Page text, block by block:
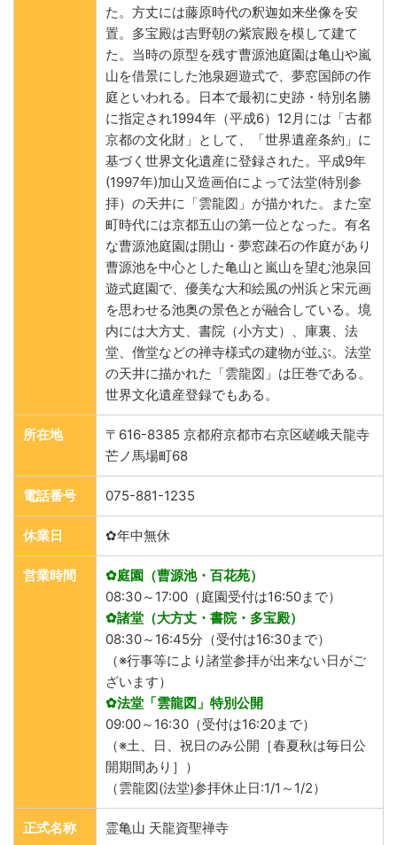
た。方丈には藤原時代の釈迦如来坐像を安
置。多宝殿は吉野朝の紫宸殿を模して建て
た。当時の原型を残す曹源池庭園は亀山や嵐
山を借景にした池泉廻遊式で、夢窓国師の作
庭といわれる。日本で最初に史跡・特別名勝
に指定され1994年（平成6）12月には「古都
京都の文化財」として、「世界遺産条約」に
基づく世界文化遺産に登録された。平成9年
(1997年)加山又造画伯によって法堂(特別参
拝）の天井に「雲龍図」が描かれた。また室
町時代には京都五山の第一位となった。有名
な曹源池庭園は開山・夢窓疎石の作庭があり
曹源池を中心とした亀山と嵐山を望む池泉回
遊式庭園で、優美な大和絵風の州浜と宋元画
を思わせる池奥の景色とが融合している。境
内には大方丈、書院（小方丈）、庫裏、法
堂、僧堂などの禅寺様式の建物が並ぶ。法堂
の天井に描かれた「雲龍図」は圧巻である。
世界文化遺産登録でもある。
所在地
〒616-8385 京都府京都市右京区嵯峨天龍寺
芒ノ馬場町68
電話番号 075-881-1235
休業日 ✿年中無休
営業時間
✿庭園（曹源池・百花苑）
08:30～17:00（庭園受付は16:50まで）
✿諸堂（大方丈・書院・多宝殿）
08:30～16:45分（受付は16:30まで）
（※行事等により諸堂参拝が出来ない日がご
ざいます）
✿法堂「雲龍図」特別公開
09:00～16:30（受付は16:20まで）
（※土、日、祝日のみ公開［春夏秋は毎日公
開期間あり］）
（雲龍図(法堂)参拝休止日:1/1～1/2）
正式名称 霊亀山 天龍資聖禅寺